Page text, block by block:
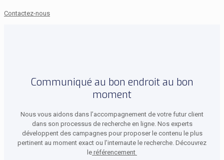
Contactez-nous
Communiqué au bon endroit au bon
moment
Nous vous aidons dans l’accompagnement de votre futur client
dans son processus de recherche en ligne. Nos experts
développent des campagnes pour proposer le contenu le plus
pertinent au moment exact ou l’internaute le recherche. Découvrez
le référencement